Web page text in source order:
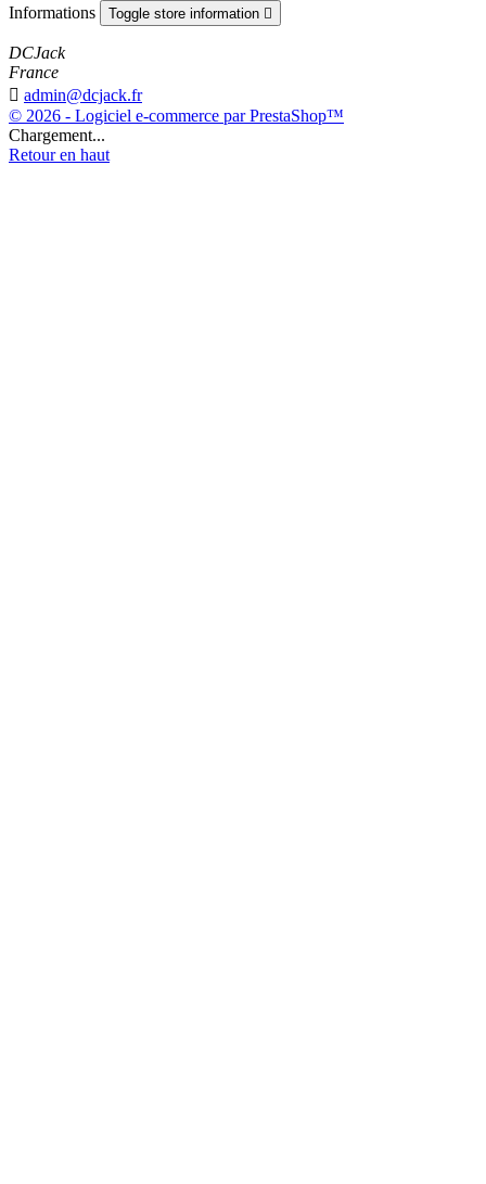
Informations Toggle store information 
DCJack
France
 admin@dcjack.fr
© 2026 - Logiciel e-commerce par PrestaShop™
Chargement...
Retour en haut